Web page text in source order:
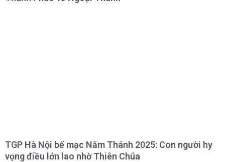
TGP Hà Nội bế mạc Năm Thánh 2025: Con người hy
vọng điều lớn lao nhờ Thiên Chúa